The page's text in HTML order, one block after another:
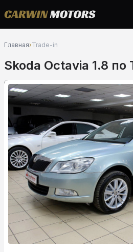
Главная›Trade-in
Skoda Octavia 1.8 по